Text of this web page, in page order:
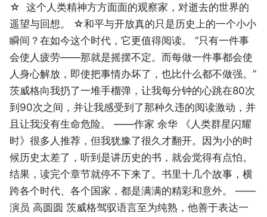
☆ 这个人类精神方方面面的观察家，对逝去的世界的
遥望与回想。 ☆和平与开放真的只是历史上的一个小小
瞬间？在如今这个时代，它更值得阅读。 “只有一件事
会使人疲劳——那就是摇摆不定。而每做一件事都会使
人身心解放，即使把事情办坏了，也比什么都不做强。”
茨威格向我扔了一堆手榴弹，让我每分钟的心跳在80次
到90次之间，并让我感受到了那种久违的阅读激动，并
且让我没有生命危险。 ——作家 余华 《人类群星闪耀
时》很多人推荐，但我犹豫了很久才翻开。因为小的时
候历史太差了，听到是讲历史的书，就会觉得有点怕。
结果，读完个章节就停不下来了。书里十几个故事，横
跨各个时代、各个国家，都是满满的精彩和意外。 ——
演员 高圆圆 茨威格驾驭语言至为纯熟，他善于表达一